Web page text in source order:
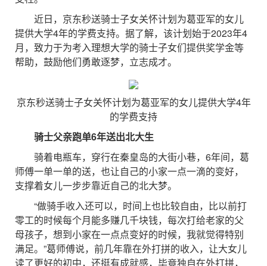
近日，京东秒送骑士子女关怀计划为葛亚军的女儿
提供大学4年的学费支持。据了解，该计划始于2023年4
月，致力于为考入理想大学的骑士子女们提供奖学金等
帮助，鼓励他们勇敢逐梦，立志成才。
京东秒送骑士子女关怀计划为葛亚军的女儿提供大学4年
的学费支持
骑士父亲跑单6年送出北大生
骑着电瓶车，穿行在秦皇岛的大街小巷，6年间，葛
师傅一单一单的送，也让自己的小家一点一滴的变好，
支撑着女儿一步步靠近自己的北大梦。
“做骑手收入还可以，时间上也比较自由，比以前打
零工的时候每个月能多赚几千块钱，每次打给老家的父
母孩子，想到小家在一点点变好的时候，我就觉得特别
满足。”葛师傅说，前几年靠在外打拼的收入，让大女儿
读了更好的初中，还挺有成就感，毕竟独自在外打拼，